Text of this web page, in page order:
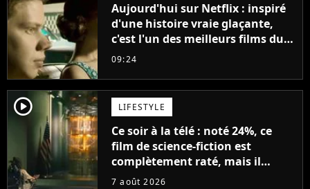
Aujourd'hui sur Netflix : inspiré
d'une histoire vraie glaçante,
c'est l'un des meilleurs films du
21ème siècle
09:24
player2 LIFESTYLE
Ce soir à la télé : noté 24%, ce
film de science-fiction est
complètement raté, mais il
aurait pu être encore pire à
7 août 2026